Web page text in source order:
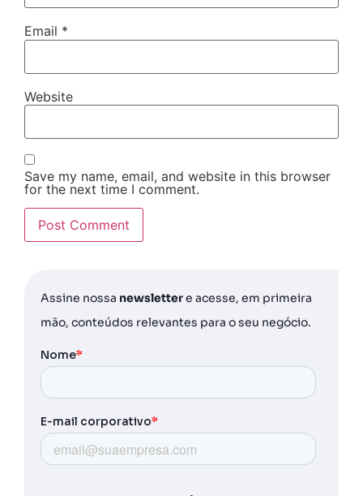
Email *
Website
Save my name, email, and website in this browser
for the next time I comment.
Assine nossa newslettere acesse, em primeira
mão, conteúdos relevantes para o seu negócio.